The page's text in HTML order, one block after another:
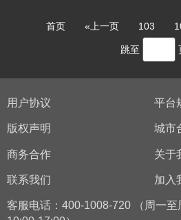
首页 «上一页 103
跳至
用户协议 平台
版权声明 城市
商务合作 关于
联系我们 加入
客服电话：400-1008-720 （周一至